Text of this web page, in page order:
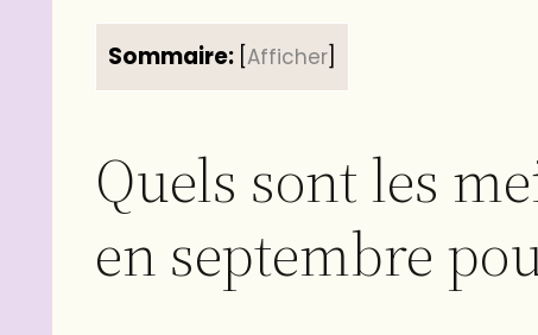
Sommaire: Afficher
Quels sont les
en septembre